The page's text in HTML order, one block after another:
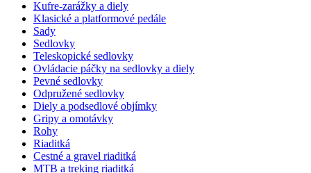
Kufre-zarážky a diely
Klasické a platformové pedále
Sady
Sedlovky
Teleskopické sedlovky
Ovládacie páčky na sedlovky a diely
Pevné sedlovky
Odpružené sedlovky
Diely a podsedlové objímky
Gripy a omotávky
Rohy
Riaditká
Cestné a gravel riaditká
MTB a treking riaditká